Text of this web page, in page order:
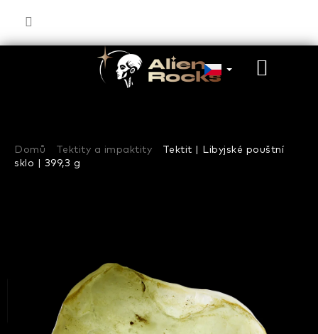
Domů Tektity a impaktity
Tektit | Libyjské pouštní
sklo | 399,3 g